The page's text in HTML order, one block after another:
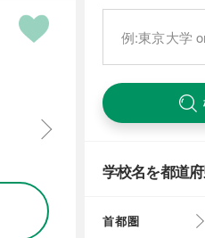
学校名を都道
首都圏